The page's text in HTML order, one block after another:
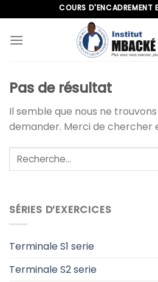
to
content
COURS D'ENCADREMENT
SÉRIES D’EXERCICES
Terminale S1 serie
Terminale S2 serie
Pas de résultat
Il semble que nous ne
demander. Merci de chercher